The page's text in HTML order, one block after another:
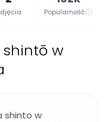
Popularność
w
shinto w